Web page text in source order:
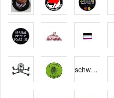
schwarze Katze